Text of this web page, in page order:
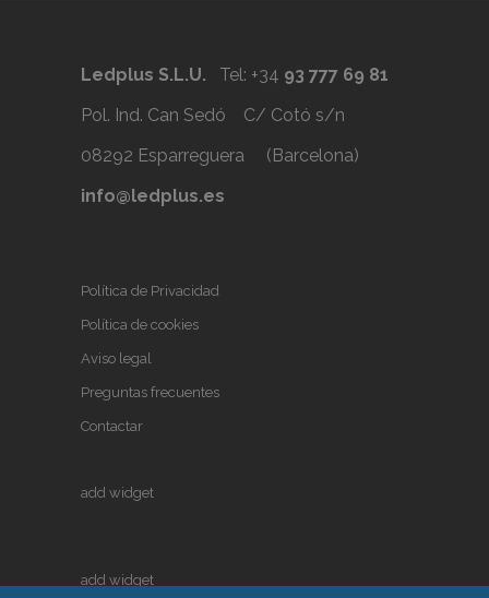
Ledplus S.L.U. Tel: +34 93 777 69 81
Pol. Ind. Can Sedó C/ Cotó s/n
08292 Esparreguera (Barcelona)
info@ledplus.es
Política de Privacidad
Política de cookies
Aviso legal
Preguntas frecuentes
Contactar
add widget
add widget